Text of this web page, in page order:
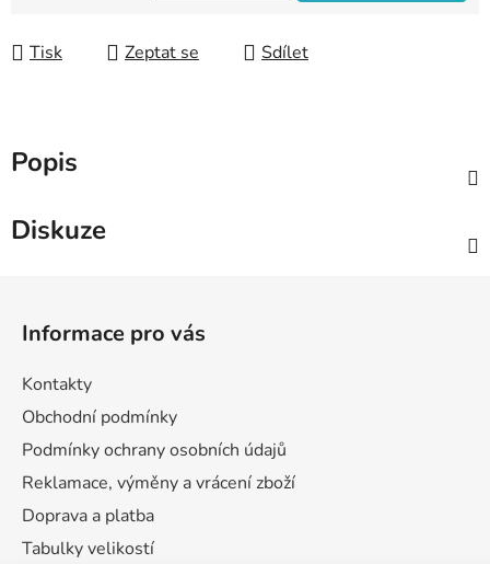
Tisk Zeptat se Sdílet
Popis
Diskuze
Informace pro vás
Kontakty
Obchodní podmínky
Podmínky ochrany osobních údajů
Reklamace, výměny a vrácení zboží
Doprava a platba
Tabulky velikostí